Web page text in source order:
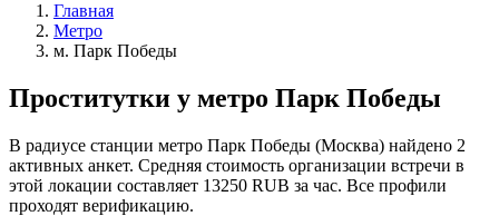
Главная
Метро
м. Парк Победы
Проститутки у метро Парк Победы
В радиусе станции метро Парк Победы (Москва) найдено 2
активных анкет. Средняя стоимость организации встречи в
этой локации составляет 13250 RUB за час. Все профили
проходят верификацию.